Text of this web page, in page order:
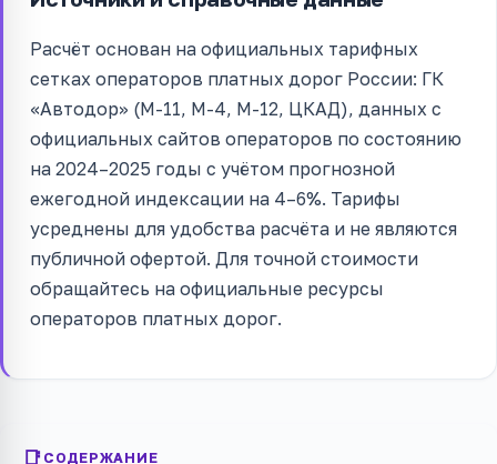
Расчёт основан на официальных тарифных
сетках операторов платных дорог России: ГК
«Автодор» (М-11, М-4, М-12, ЦКАД), данных с
официальных сайтов операторов по состоянию
на 2024–2025 годы с учётом прогнозной
ежегодной индексации на 4–6%. Тарифы
усреднены для удобства расчёта и не являются
публичной офертой. Для точной стоимости
обращайтесь на официальные ресурсы
операторов платных дорог.
СОДЕРЖАНИЕ